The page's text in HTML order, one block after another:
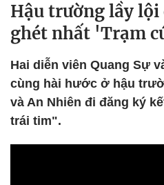
Hậu trường lầy lội
ghét nhất 'Trạm
Hai diễn viên Quang Sự
cùng hài hước ở hậu
và An Nhiên đi đăng ký
trái tim".